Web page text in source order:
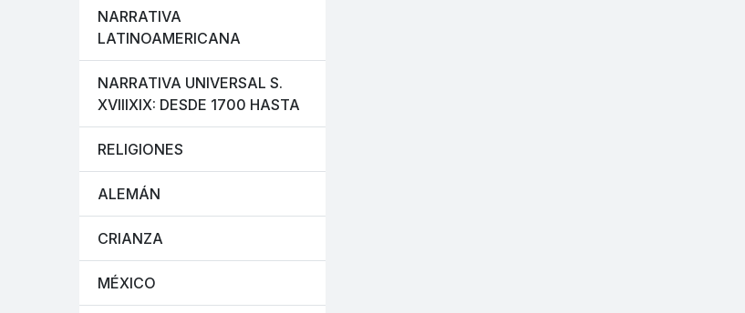
NARRATIVA
LATINOAMERICANA
NARRATIVA UNIVERSAL S.
XVIIIXIX: DESDE 1700 HASTA
RELIGIONES
ALEMÁN
CRIANZA
MÉXICO